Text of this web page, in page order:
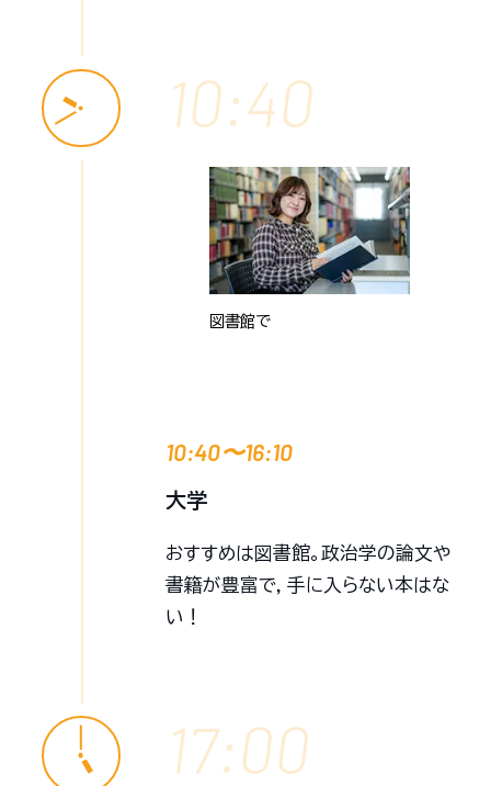
10:40
図書館で
10:40〜16:10
大学
おすすめは図書館。政治学の論文や
書籍が豊富で，手に入らない本はな
い！
17:00